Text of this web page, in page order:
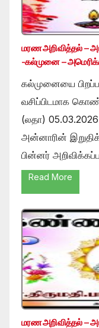
மரண அறிவித்தல் –
-கல்முனை –
கல்முனையை
வசிப்பிடமாக
(லதா)
அன்னாரின்
பின்னர்
Read More
மரண அறிவித்தல் –